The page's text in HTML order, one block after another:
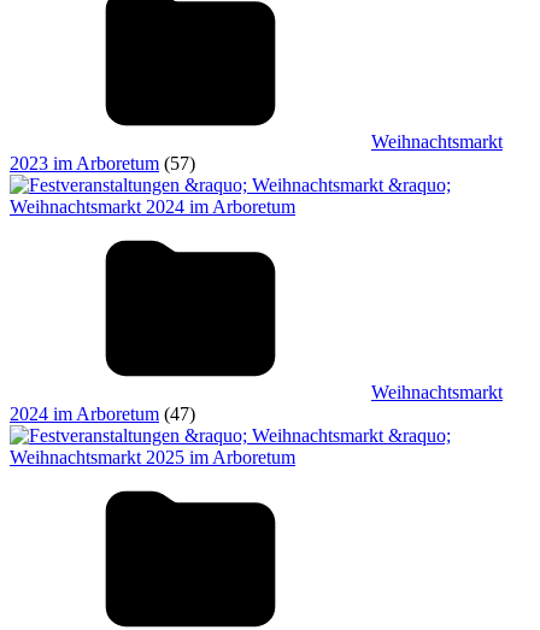
Weihnachtsmarkt
2023 im Arboretum (57)
Weihnachtsmarkt
2024 im Arboretum (47)